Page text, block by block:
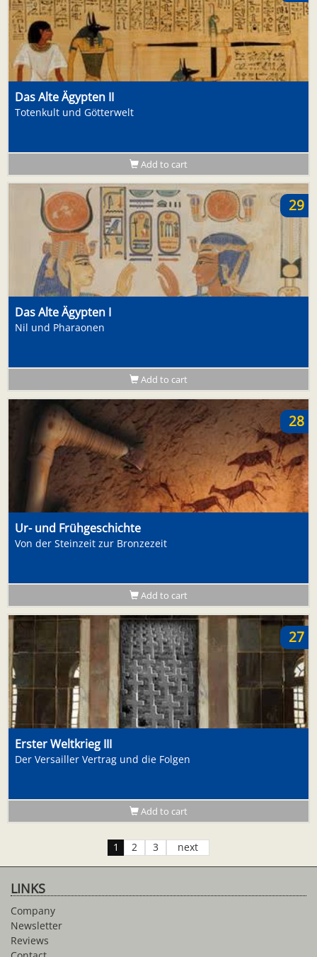
Das Alte Ägypten II
Totenkult und Götterwelt
Add to cart
29
Das Alte Ägypten I
Nil und Pharaonen
Add to cart
28
Ur- und Frühgeschichte
Von der Steinzeit zur Bronzezeit
Add to cart
27
Erster Weltkrieg III
Der Versailler Vertrag und die Folgen
Add to cart
1 2 3 next
LINKS
Company
Newsletter
Reviews